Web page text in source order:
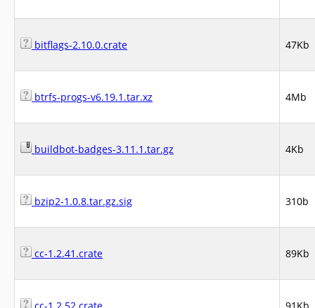
bitflags-2.10.0.crate 47Kb
btrfs-progs-v6.19.1.tar.xz 4Mb
buildbot-badges-3.11.1.tar.gz 4Kb
bzip2-1.0.8.tar.gz.sig 310b
cc-1.2.41.crate 89Kb